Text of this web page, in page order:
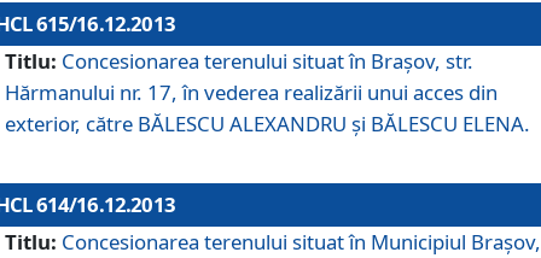
615/16.12.2013
Titlu: Concesionarea terenului situat în Braşov, str.
Hărmanului nr. 17, în vederea realizării unui acces din
exterior, către BĂLESCU ALEXANDRU şi BĂLESCU ELENA.
614/16.12.2013
Titlu: Concesionarea terenului situat în Municipiul